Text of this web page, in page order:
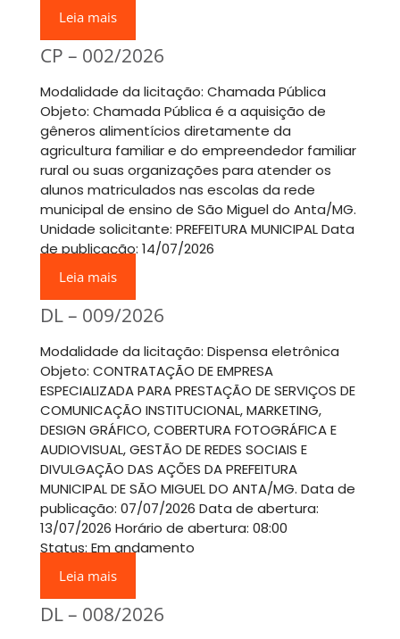
Leia mais
CP – 002/2026
Modalidade da licitação: Chamada Pública
Objeto: Chamada Pública é a aquisição de
gêneros alimentícios diretamente da
agricultura familiar e do empreendedor familiar
rural ou suas organizações para atender os
alunos matriculados nas escolas da rede
municipal de ensino de São Miguel do Anta/MG.
Unidade solicitante: PREFEITURA MUNICIPAL Data
de publicação: 14/07/2026
Leia mais
DL – 009/2026
Modalidade da licitação: Dispensa eletrônica
Objeto: CONTRATAÇÃO DE EMPRESA
ESPECIALIZADA PARA PRESTAÇÃO DE SERVIÇOS DE
COMUNICAÇÃO INSTITUCIONAL, MARKETING,
DESIGN GRÁFICO, COBERTURA FOTOGRÁFICA E
AUDIOVISUAL, GESTÃO DE REDES SOCIAIS E
DIVULGAÇÃO DAS AÇÕES DA PREFEITURA
MUNICIPAL DE SÃO MIGUEL DO ANTA/MG. Data de
publicação: 07/07/2026 Data de abertura:
13/07/2026 Horário de abertura: 08:00
Status: Em andamento
Leia mais
DL – 008/2026